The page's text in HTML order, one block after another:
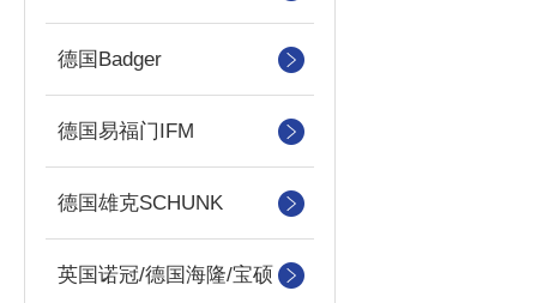
德国Badger
德国易福门IFM
德国雄克SCHUNK
英国诺冠/德国海隆/宝硕